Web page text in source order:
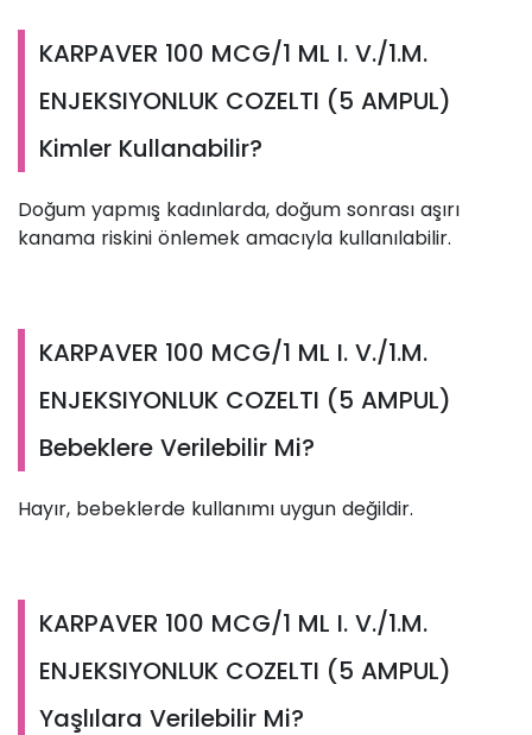
KARPAVER 100 MCG/1 ML I. V./1.M.
ENJEKSIYONLUK COZELTI (5 AMPUL)
Kimler Kullanabilir?
Doğum yapmış kadınlarda, doğum sonrası aşırı
kanama riskini önlemek amacıyla kullanılabilir.
KARPAVER 100 MCG/1 ML I. V./1.M.
ENJEKSIYONLUK COZELTI (5 AMPUL)
Bebeklere Verilebilir Mi?
Hayır, bebeklerde kullanımı uygun değildir.
KARPAVER 100 MCG/1 ML I. V./1.M.
ENJEKSIYONLUK COZELTI (5 AMPUL)
Yaşlılara Verilebilir Mi?